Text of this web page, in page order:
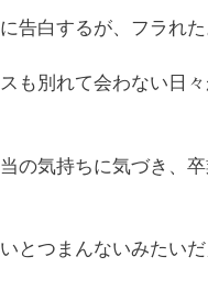
告白するが、フラれた
も別れて会わない日
の気持ちに気づき、
とつまんないみたいだ